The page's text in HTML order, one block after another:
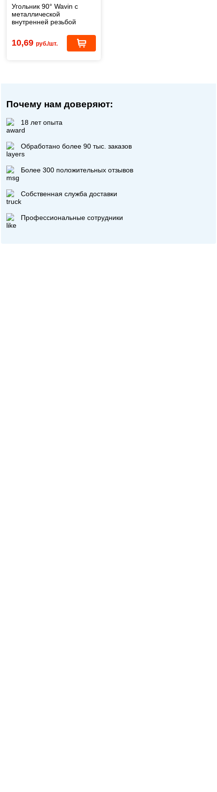
Угольник 90° Wavin с
металлической
внутренней резьбой
10,69 руб./шт.
Почему нам доверяют:
18 лет опыта
Обработано более 90 тыс. заказов
Более 300 положительных отзывов
Собственная служба доставки
Профессиональные сотрудники